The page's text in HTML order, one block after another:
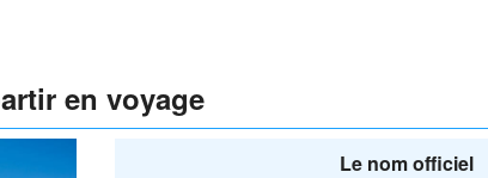
en voyage
Le nom officiel